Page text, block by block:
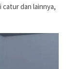
dan lainnya,